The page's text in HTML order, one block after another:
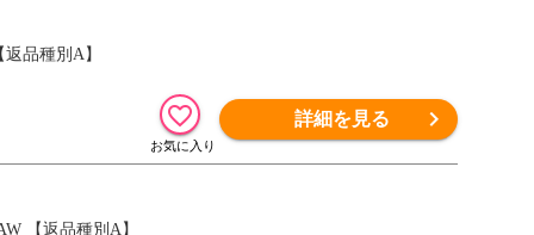
品種別A】
詳細を見る
【返品種別A】